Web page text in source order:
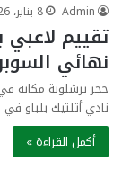
Admin
8 يناير، 2026
تقييم
نهائي
حجز برشلونة مكانه
نادي أتلتيك بلباو
أكمل القراءة »